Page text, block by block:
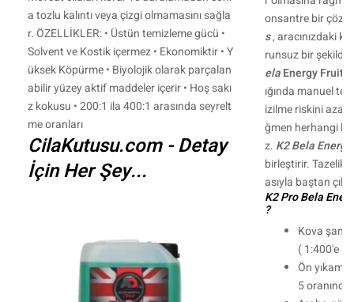
a tozlu kalıntı veya çizgi olmamasını sağla
r. ÖZELLİKLER: • Üstün temizleme gücü •
Solvent ve Kostik içermez • Ekonomiktir • Y
üksek Köpürme • Biyolojik olarak parçalan
abilir yüzey aktif maddeler içerir • Hoş sakı
z kokusu • 200:1 ila 400:1 arasında seyrelt
me oranları
CilaKutusu.com - Detay
İçin Her Şey...
onsantre bir
s, aracınızdaki
runsuz bir
elaEnergy Fruits
ığında manuel
izilme riskini
ğmen herhangi
z. K2 Bela
birleştirir. Tazelik
asıyla baştan
K2 Pro Bela
?
Kova
( 1:400'e
Ön
5 oranında